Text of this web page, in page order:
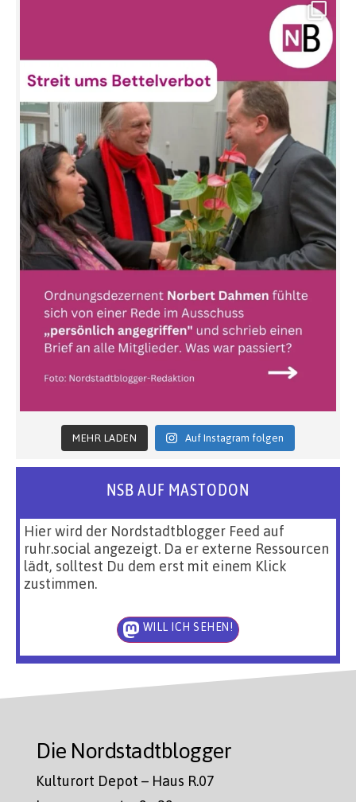
MEHR LADEN Auf Instagram folgen
NSB AUF MASTODON
Hier wird der Nordstadtblogger Feed auf
ruhr.social angezeigt. Da er externe Ressourcen
lädt, solltest Du dem erst mit einem Klick
zustimmen.
WILL ICH SEHEN!
Die Nordstadtblogger
Kulturort Depot – Haus R.07